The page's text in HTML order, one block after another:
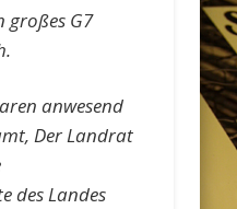
großes G7
anwesend
Der Landrat
des Landes